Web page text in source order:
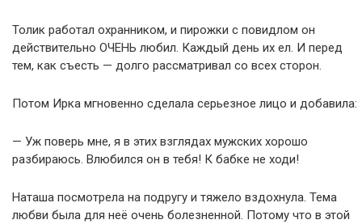
Толик работал охранником, и пирожки с повидлом он
действительно ОЧЕНЬ любил. Каждый день их ел. И перед
тем, как съесть — долго рассматривал со всех сторон.
Потом Ирка мгновенно сделала серьезное лицо и добавила:
— Уж поверь мне, я в этих взглядах мужских хорошо
разбираюсь. Влюбился он в тебя! К бабке не ходи!
Наташа посмотрела на подругу и тяжело вздохнула. Тема
любви была для неё очень болезненной. Потому что в этой